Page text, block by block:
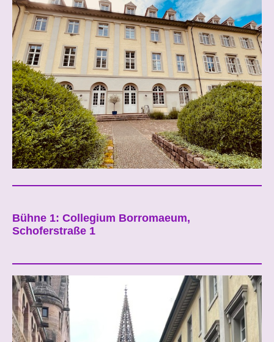
Bühne 1: Collegium Borromaeum,
Schoferstraße 1